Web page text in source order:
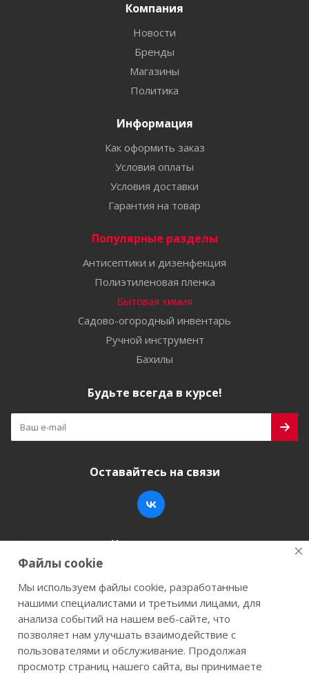
Компания
Новости
Бренды
Магазины
Политика
Информация
Как оформить заказ
Условия оплаты
Условия доставки
Гарантия на товар
Популярные разделы
Антисептики и дизенфекция
Полиэтиленовая пленка
Бытовая химия
Садово-огородный инвентарь
Ручной инструмент
Бахилы
Будьте всегда в курсе!
Оставайтесь на связи
Наши контакты
+7 (846) 200-05-15
г. Самара, ул. Заводское шоссе, 17
Файлы cookie
Мы используем файлы cookie, разработанные
нашими специалистами и третьими лицами, для
анализа событий на нашем веб-сайте, что
позволяет нам улучшать взаимодействие с
пользователями и обслуживание. Продолжая
просмотр страниц нашего сайта, вы принимаете